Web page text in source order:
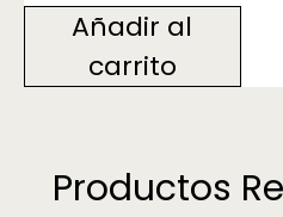
Añadir al
carrito
Productos